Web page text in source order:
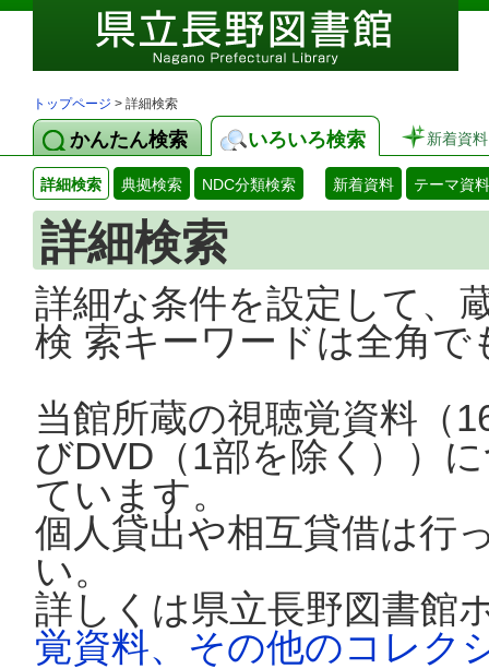
トップページ > 詳細検索
かんたん検索 いろいろ検索 新着資料
詳細検索 典拠検索 NDC分類検索 新着資料 テーマ資料
詳細検索
詳細な条件を設定して、
検 索キーワードは全角
当館所蔵の視聴覚資料（
びDVD（1部を除く））
ています。
個人貸出や相互貸借は行
い。
詳しくは県立長野図書館
覚資料、その他のコレク